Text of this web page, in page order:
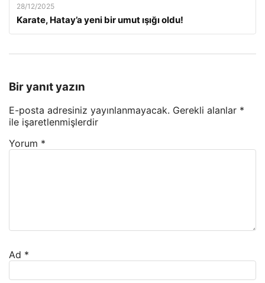
28/12/2025
Karate, Hatay’a yeni bir umut ışığı oldu!
Bir yanıt yazın
E-posta adresiniz yayınlanmayacak. Gerekli alanlar *
ile işaretlenmişlerdir
Yorum *
Ad *